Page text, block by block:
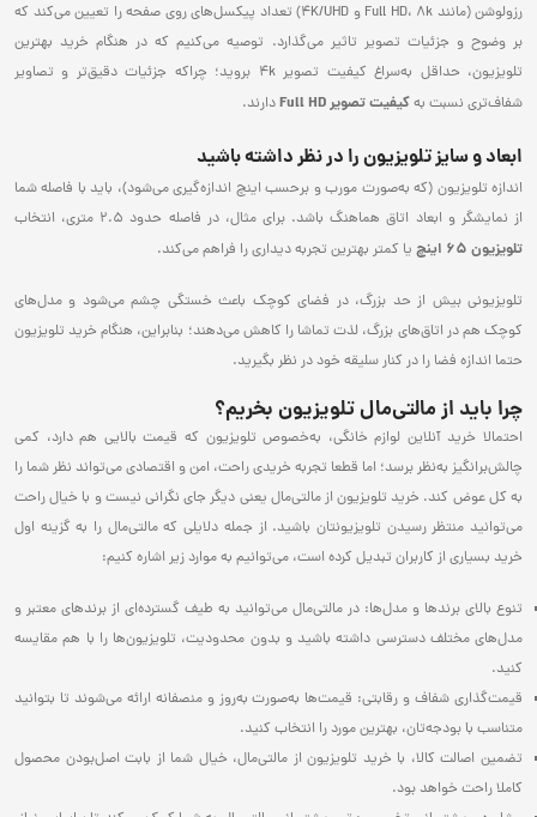
رزولوشن (مانند Full HD، 8k و 4K/UHD) تعداد پیکسل‌های روی صفحه را تعیین می‌کند که
بر وضوح و جزئیات تصویر تاثیر می‌گذارد. توصیه می‌کنیم که در هنگام خرید بهترین
تلویزیون، حداقل به‌سراغ کیفیت تصویر 4k بروید؛ چراکه جزئیات دقیق‌تر و تصاویر
شفاف‌تری نسبت بهکیفیت تصویرFull HDدارند.
ابعاد و سایز تلویزیون را در نظر داشته باشید
اندازه تلویزیون (که به‌صورت مورب و برحسب اینچ اندازه‌گیری می‌شود)، باید با فاصله شما
از نمایشگر و ابعاد اتاق هماهنگ باشد. برای مثال، در فاصله حدود 2.5 متری، انتخاب
تلویزیون 65 اینچ یا کمتر بهترین تجربه دیداری را فراهم می‌کند.
تلویزیونی بیش از حد بزرگ، در فضای کوچک باعث خستگی چشم می‌شود و مدل‌های
کوچک هم در اتاق‌های بزرگ، لذت تماشا را کاهش می‌دهند؛ بنابراین، هنگام خرید تلویزیون
حتما اندازه فضا را در کنار سلیقه خود در نظر بگیرید.
چرا باید از مالتی‌مال تلویزیون بخریم؟
احتمالا خرید آنلاین لوازم خانگی، به‌خصوص تلویزیون که قیمت بالایی هم دارد، کمی
چالش‌برانگیز به‌نظر برسد؛ اما قطعا تجربه خریدی راحت، امن و اقتصادی می‌تواند نظر شما را
به کل عوض کند. خرید تلویزیون از مالتی‌مال یعنی دیگر جای نگرانی نیست و با خیال راحت
می‌توانید منتظر رسیدن تلویزیونتان باشید. از جمله دلایلی که مالتی‌مال را به گزینه اول
خرید بسیاری از کاربران تبدیل کرده است، می‌توانیم به موارد زیر اشاره کنیم:
تنوع بالای برندها و مدل‌ها: در مالتی‌مال می‌توانید به طیف گسترده‌ای از برندهای معتبر و
مدل‌های مختلف دسترسی داشته باشید و بدون محدودیت، تلویزیون‌ها را با هم مقایسه
کنید.
قیمت‌گذاری شفاف و رقابتی: قیمت‌ها به‌صورت به‌روز و منصفانه ارائه می‌شوند تا بتوانید
متناسب با بودجه‌تان، بهترین مورد را انتخاب کنید.
تضمین اصالت کالا، با خرید تلویزیون از مالتی‌مال، خیال شما از بابت اصل‌بودن محصول
کاملا راحت خواهد بود.